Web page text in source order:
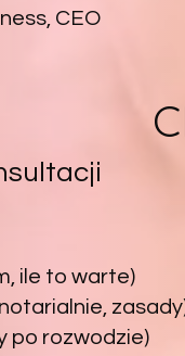
CEO
ile to warte)
po rozwodzie)